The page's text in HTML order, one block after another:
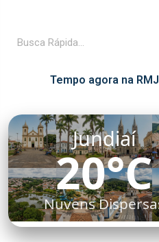
Tempo agora na RMJ
Itatiba
18°C
Chuva Leve